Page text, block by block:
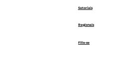
Regionais
Filie-se
Setoriais